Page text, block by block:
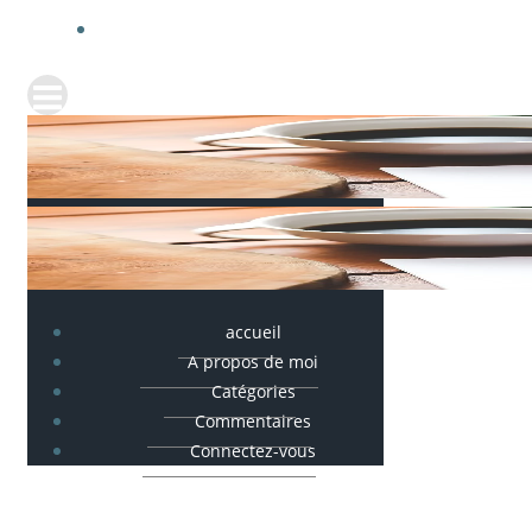
accueil
A propos de moi
Catégories
Commentaires
Connectez-vous